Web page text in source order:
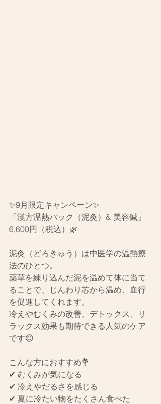
✨9月限定キャンペーン✨
「漢方温熱パック（泥灸）& 美容鍼」
6,600円（税込）🌿
泥灸（どろきゅう）は中医学の温熱療
法のひとつ。
薬草を練り込んだ泥を温めて体に当て
ることで、じんわり芯から温め、血行
を促進してくれます。
冷えやむくみの改善、デトックス、リ
ラックス効果も期待できる人気のケア
です😊
こんな方におすすめ💐
✔ むくみが気になる
✔ 冷えやだるさを感じる
✔ 夏に冷たい物をたくさん食べた